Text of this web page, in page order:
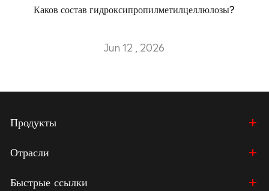
Каков состав гидроксипропилметилцеллюлозы?
Jun 12 , 2026
Продукты
Отрасли
Быстрые ссылки